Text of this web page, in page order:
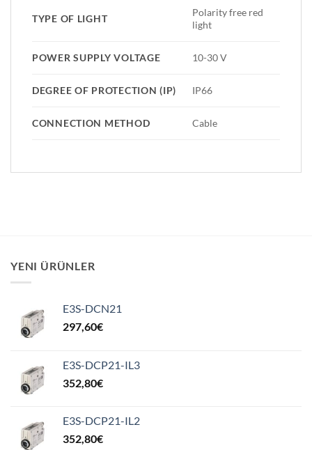
TYPE OF LIGHT
Polarity free red
light
POWER SUPPLY VOLTAGE 10-30 V
DEGREE OF PROTECTION (IP) IP66
CONNECTION METHOD Cable
YENI ÜRÜNLER
E3S-DCN21
297,60€
E3S-DCP21-IL3
352,80€
E3S-DCP21-IL2
352,80€